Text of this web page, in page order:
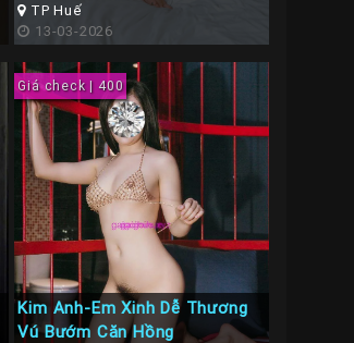
cực đã
TP Huế
13-03-2026
Giá check | 400
Kim Anh-Em Xinh Dễ Thương
Vú Bướm Căn Hồng